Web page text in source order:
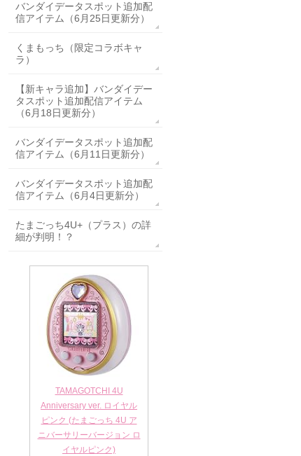
バンダイデータスポット追加配
信アイテム（6月25日更新分）
くまもっち（限定コラボキャ
ラ）
【新キャラ追加】バンダイデー
タスポット追加配信アイテム
（6月18日更新分）
バンダイデータスポット追加配
信アイテム（6月11日更新分）
バンダイデータスポット追加配
信アイテム（6月4日更新分）
たまごっち4U+（プラス）の詳
細が判明！？
TAMAGOTCHI 4U
Anniversary ver. ロイヤル
ピンク (たまごっち 4U ア
ニバーサリーバージョン ロ
イヤルピンク)